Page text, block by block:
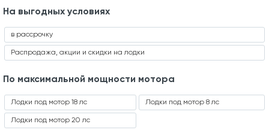
На выгодных условиях
в рассрочку
Распродажа, акции и скидки на лодки
По максимальной мощности мотора
Лодки под мотор 18 лс
Лодки под мотор 20 лс
Лодки под мотор 8 лс